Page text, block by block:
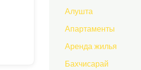
Алушта
Апартаменты
Аренда жилья
Бахчисарай